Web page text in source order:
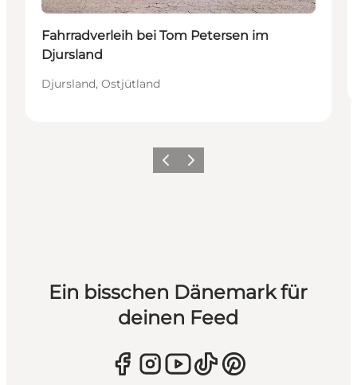
Fahrradverleih bei Tom Petersen im
Djursland
Djursland, Ostjütland
ZurückWeiter
Ein bisschen Dänemark für
deinen Feed